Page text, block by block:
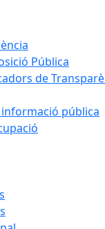
Pública
de
pública